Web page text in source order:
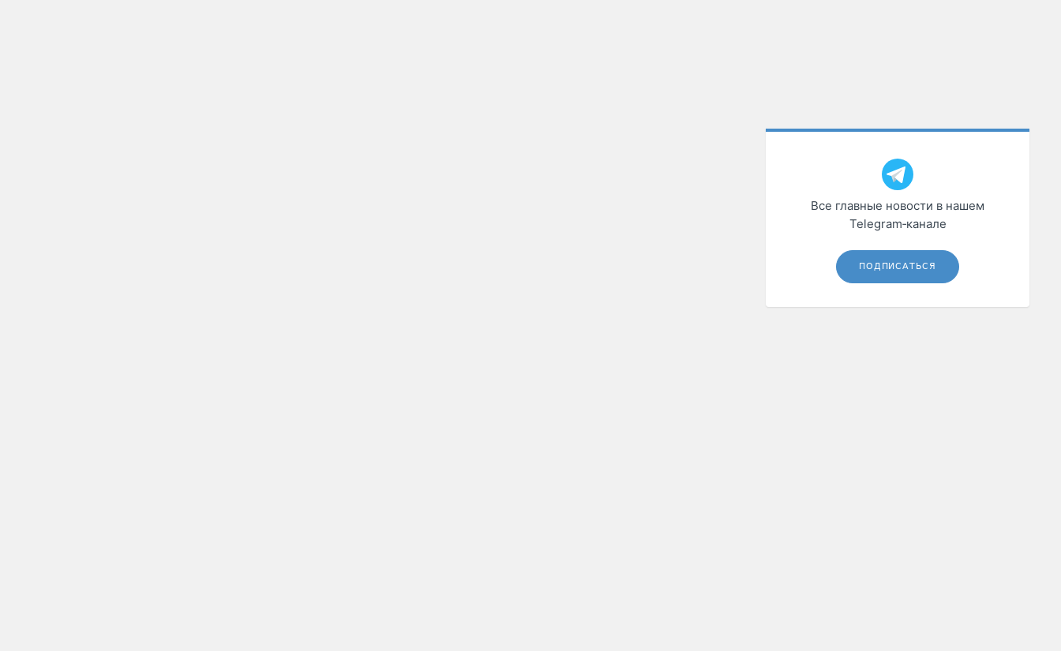
Все главные новости в нашем
Telegram‑канале
ПОДПИСАТЬСЯ